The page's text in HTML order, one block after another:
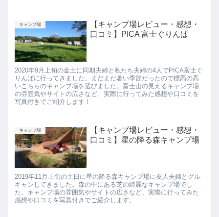
キャンプ場
【キャンプ場レビュー・感想・
口コミ】PICA 富士ぐりんぱ
2020年9月上旬の金土に同期夫婦と私たち夫婦の4人でPICA富士ぐ
りんぱに行ってきました。まだまだ暑い季節だったので標高の高
いこちらのキャンプ場を選びました。富士山の見えるキャンプ場
の雰囲気やサイトの広さなど、実際に行ってみた感想や口コミを
写真付きでご紹介します！
キャンプ場
【キャンプ場レビュー・感想・
口コミ】星の降る森キャンプ場
2019年11月上旬の土日に星の降る森キャンプ場に友人夫婦とグル
キャンしてきました。森の中にある芝の綺麗なキャンプ場でし
た。キャンプ場の雰囲気やサイトの広さなど、実際に行ってみた
感想や口コミを写真付きでご紹介します。